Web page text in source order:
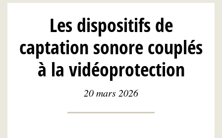
C
I
Les dispositifs de
captation sonore couplés
à la vidéoprotection
20 mars 2026